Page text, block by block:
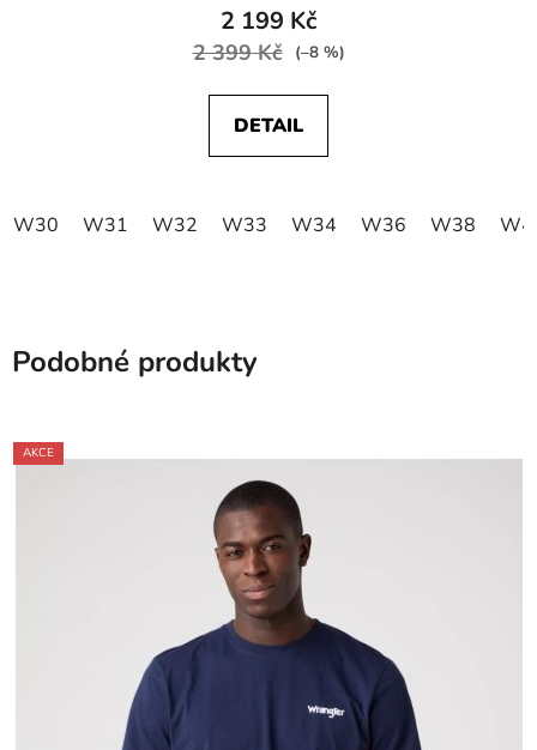
2 199 Kč
2 399 Kč (–8 %)
DETAIL
W30 W31 W32 W33 W34 W36 W38
Podobné produkty
AKCE